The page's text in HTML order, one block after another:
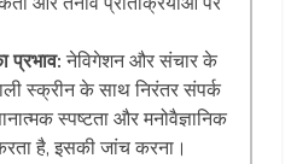
प्रभाव:नेविगेशन और संचार के
स्क्रीन के साथ निरंतर संपर्क
स्पष्टता और मनोवैज्ञानिक
है, इसकी जांच करना।